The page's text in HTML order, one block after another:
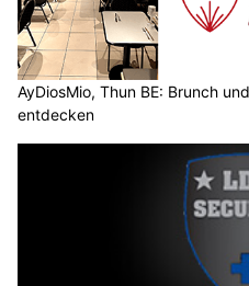
AyDiosMio, Thun BE: Brunch
entdecken